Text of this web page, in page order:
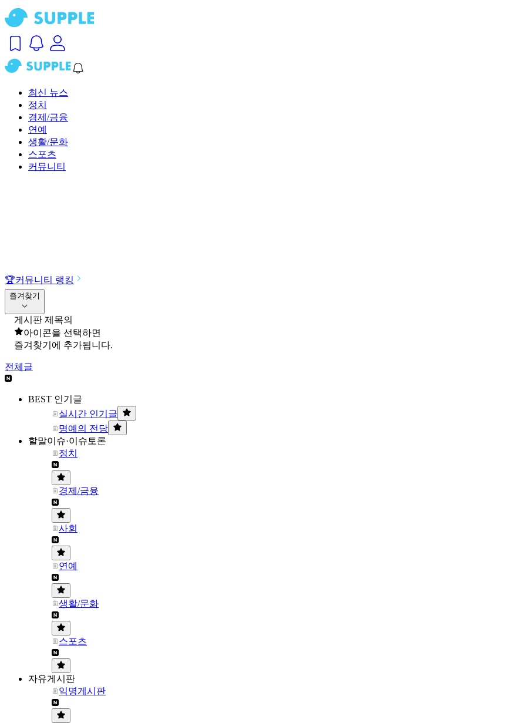
최신 뉴스
정치
경제/금융
연예
생활/문화
스포츠
커뮤니티
🏆커뮤니티 랭킹
즐겨찾기
게시판 제목의
아이콘을 선택하면
즐겨찾기에 추가됩니다.
전체글
BEST 인기글
실시간 인기글
명예의 전당
할말이슈·이슈토론
정치
경제/금융
사회
연예
생활/문화
스포츠
자유게시판
익명게시판